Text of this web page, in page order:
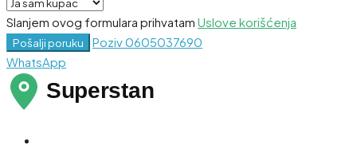
Slanjem ovog formulara prihvatam Uslove korišćenja
Pošalji poruku Poziv0605037690
WhatsApp